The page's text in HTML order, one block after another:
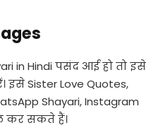
in Hindi पसंद आई हो तो इसे
Sister Love Quotes,
Shayari, Instagram
कर सकते हैं।